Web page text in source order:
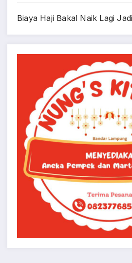
Biaya Haji Bakal Naik Lagi